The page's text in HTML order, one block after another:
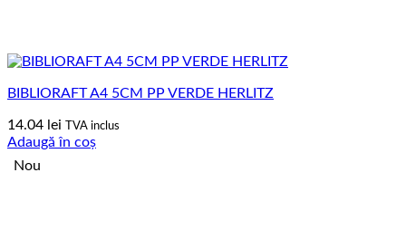
BIBLIORAFT A4 5CM PP VERDE HERLITZ
14.04 lei TVA inclus
Adaugă în coș
Nou